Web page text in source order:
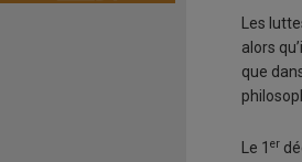
Les
alors
que
Le 1 er